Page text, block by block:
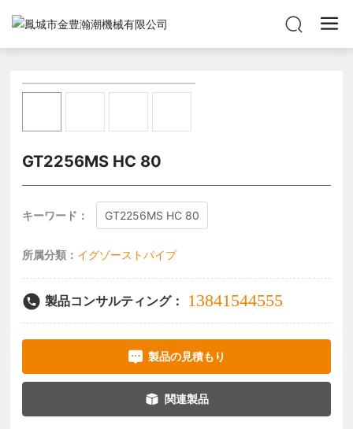
GT2256MS HC 80
キーワード： GT2256MS HC 80
所属分類： イグゾーストパイプ
製品コンサルティング： 13841544555
製品の見積もり
関連製品